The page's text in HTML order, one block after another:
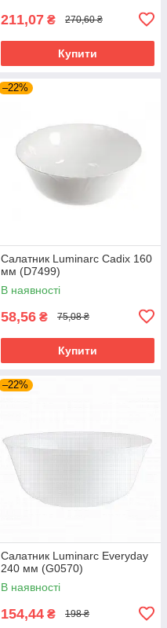
211,07 ₴ 270,60 ₴
Купити
–22%
Салатник Luminarc Cadix 160
мм (D7499)
В наявності
58,56 ₴ 75,08 ₴
Купити
–22%
Салатник Luminarc Everyday
240 мм (G0570)
В наявності
154,44 ₴ 198 ₴